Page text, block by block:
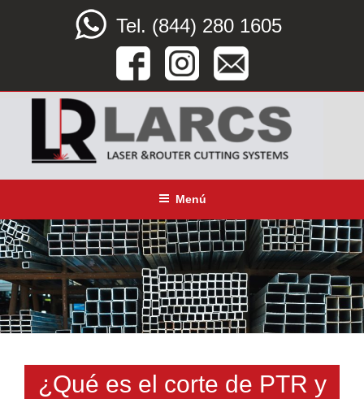
Tel. (844) 280 1605
Menú
¿Qué es el corte de PTR y